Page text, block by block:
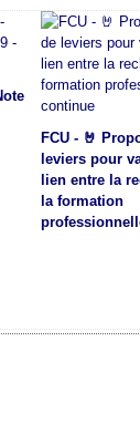
FCU - 🤘
leviers pour
lien entre la
la formation